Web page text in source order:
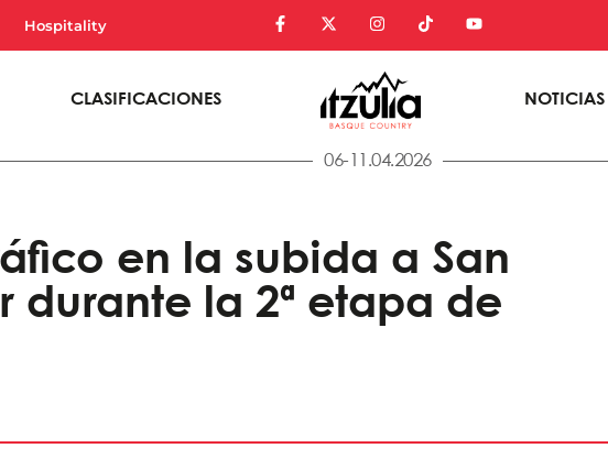
Hospitality
CLASIFICACIONES NOTICIAS
06-11.04.2026
en la subida a San
durante la 2ª etapa de